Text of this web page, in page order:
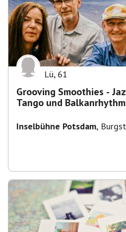
Lü, 61
Grooving Smoothies -
Tango und
Inselbühne Potsdam,